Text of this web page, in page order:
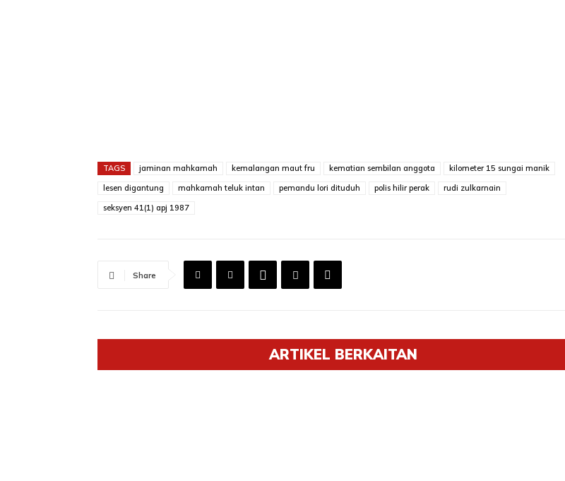
TAGS jaminan mahkamah kemalangan maut fru kematian sembilan anggota
kilometer 15 sungai manik
lesen digantung
mahkamah teluk intan pemandu lori dituduh polis hilir perak
rudi zulkarnain
seksyen 41(1) apj 1987
Share
ARTIKEL BERKAITAN